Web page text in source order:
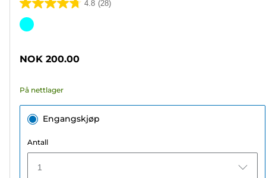
4.8 (28)
4.8
av
Fargekassett
NOK 200.00
På nettlager
Engangskjøp
Antall
1